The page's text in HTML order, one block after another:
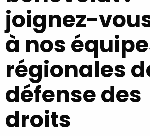
joignez-
à nos
régionales
défense des
droits